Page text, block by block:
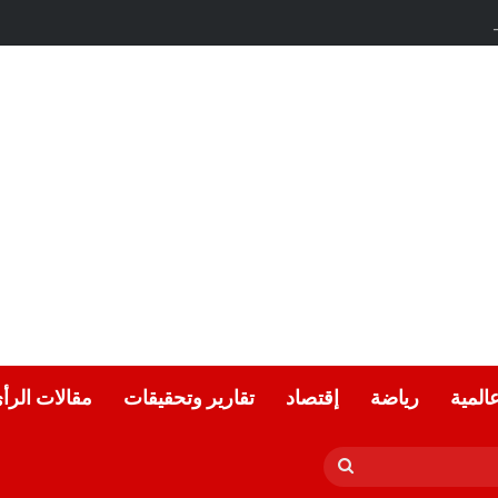
..تكتب المجد ….. شعر بقلم// نور الدين متوكل // المغرب
رياضة إقتصاد تقارير وتحقيقات مقالات
بحث